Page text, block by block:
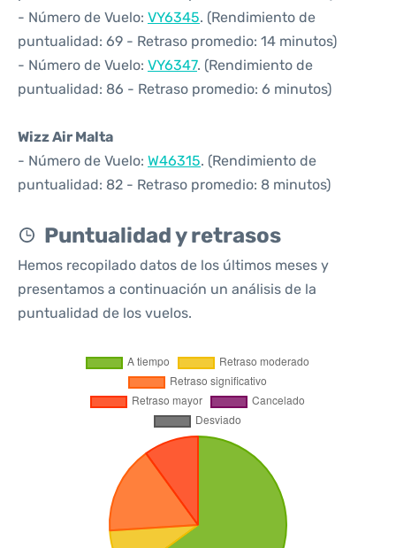
- Número de Vuelo: VY6345. (Rendimiento de
puntualidad: 69 - Retraso promedio: 14 minutos)
- Número de Vuelo: VY6347. (Rendimiento de
puntualidad: 86 - Retraso promedio: 6 minutos)
Wizz Air Malta
- Número de Vuelo: W46315. (Rendimiento de
puntualidad: 82 - Retraso promedio: 8 minutos)
Puntualidad y retrasos
Hemos recopilado datos de los últimos meses y
presentamos a continuación un análisis de la
puntualidad de los vuelos.